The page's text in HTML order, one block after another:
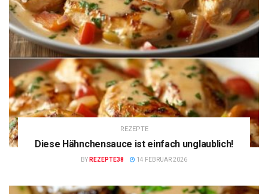
REZEPTE
Diese Hähnchensauce ist einfach unglaublich!
BY REZEPTE38 14 FEBRUAR 2026